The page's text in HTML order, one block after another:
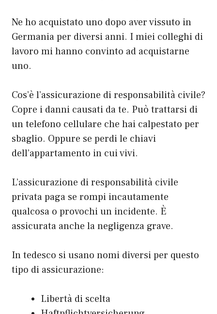
Ne ho acquistato uno dopo aver vissuto in
Germania per diversi anni. I miei colleghi di
lavoro mi hanno convinto ad acquistarne
uno.
Cos’è l’assicurazione di responsabilità civile?
Copre i danni causati da te. Può trattarsi di
un telefono cellulare che hai calpestato per
sbaglio. Oppure se perdi le chiavi
dell’appartamento in cui vivi.
L’assicurazione di responsabilità civile
privata paga se rompi incautamente
qualcosa o provochi un incidente. È
assicurata anche la negligenza grave.
In tedesco si usano nomi diversi per questo
tipo di assicurazione:
Libertà di scelta